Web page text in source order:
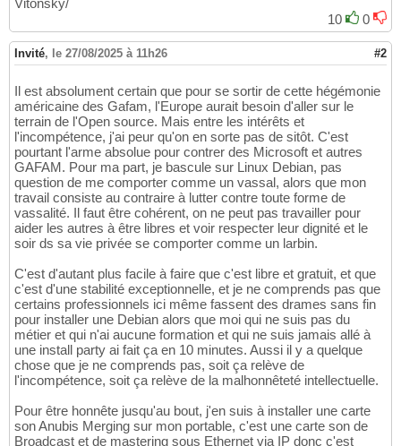
Vitonsky/
10
0
Invité, le 27/08/2025 à 11h26 #2
Il est absolument certain que pour se sortir de cette hégémonie
américaine des Gafam, l'Europe aurait besoin d'aller sur le
terrain de l'Open source. Mais entre les intérêts et
l'incompétence, j'ai peur qu'on en sorte pas de sitôt. C'est
pourtant l'arme absolue pour contrer des Microsoft et autres
GAFAM. Pour ma part, je bascule sur Linux Debian, pas
question de me comporter comme un vassal, alors que mon
travail consiste au contraire à lutter contre toute forme de
vassalité. Il faut être cohérent, on ne peut pas travailler pour
aider les autres à être libres et voir respecter leur dignité et le
soir ds sa vie privée se comporter comme un larbin.
C'est d'autant plus facile à faire que c'est libre et gratuit, et que
c'est d'une stabilité exceptionnelle, et je ne comprends pas que
certains professionnels ici même fassent des drames sans fin
pour installer une Debian alors que moi qui ne suis pas du
métier et qui n'ai aucune formation et qui ne suis jamais allé à
une install party ai fait ça en 10 minutes. Aussi il y a quelque
chose que je ne comprends pas, soit ça relève de
l'incompétence, soit ça relève de la malhonnêteté intellectuelle.
Pour être honnête jusqu'au bout, j'en suis à installer une carte
son Anubis Merging sur mon portable, c'est une carte son de
Broadcast et de mastering sous Ethernet via IP donc c'est